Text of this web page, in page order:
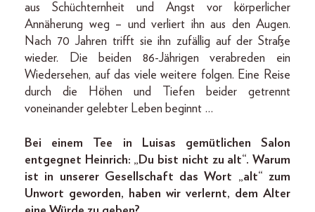
aus Schüchternheit und Angst vor körperlicher
Annäherung weg – und verliert ihn aus den Augen.
Nach 70 Jahren trifft sie ihn zufällig auf der Straße
wieder. Die beiden 86-Jährigen verabreden ein
Wiedersehen, auf das viele weitere folgen. Eine Reise
durch die Höhen und Tiefen beider getrennt
voneinander gelebter Leben beginnt …
Bei einem Tee in Luisas gemütlichen Salon
entgegnet Heinrich: „Du bist nicht zu alt“. Warum
ist in unserer Gesellschaft das Wort „alt“ zum
Unwort geworden, haben wir verlernt, dem Alter